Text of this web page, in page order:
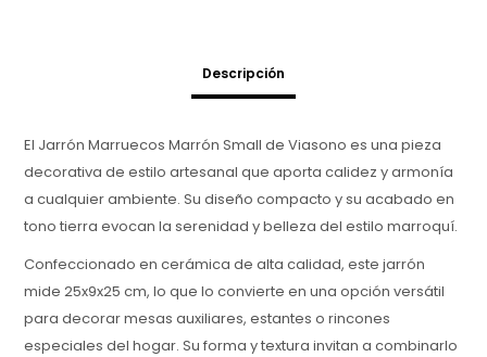
Descripción
El Jarrón Marruecos Marrón Small de Viasono es una pieza
decorativa de estilo artesanal que aporta calidez y armonía
a cualquier ambiente. Su diseño compacto y su acabado en
tono tierra evocan la serenidad y belleza del estilo marroquí.
Confeccionado en cerámica de alta calidad, este jarrón
mide 25x9x25 cm, lo que lo convierte en una opción versátil
para decorar mesas auxiliares, estantes o rincones
especiales del hogar. Su forma y textura invitan a combinarlo